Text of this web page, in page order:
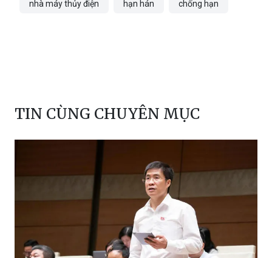
TIN CÙNG CHUYÊN MỤC